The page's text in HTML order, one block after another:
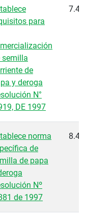
para
semilla
de
y deroga
N°
DE 1997
norma
de
de papa
Nº
de 1997